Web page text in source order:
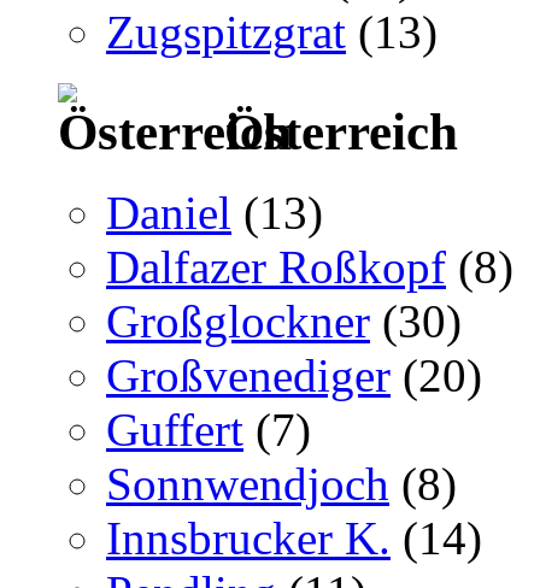
Zugspitzgrat (13)
Österreich
Daniel (13)
Dalfazer Roßkopf (8)
Großglockner (30)
Großvenediger (20)
Guffert (7)
Sonnwendjoch (8)
Innsbrucker K. (14)